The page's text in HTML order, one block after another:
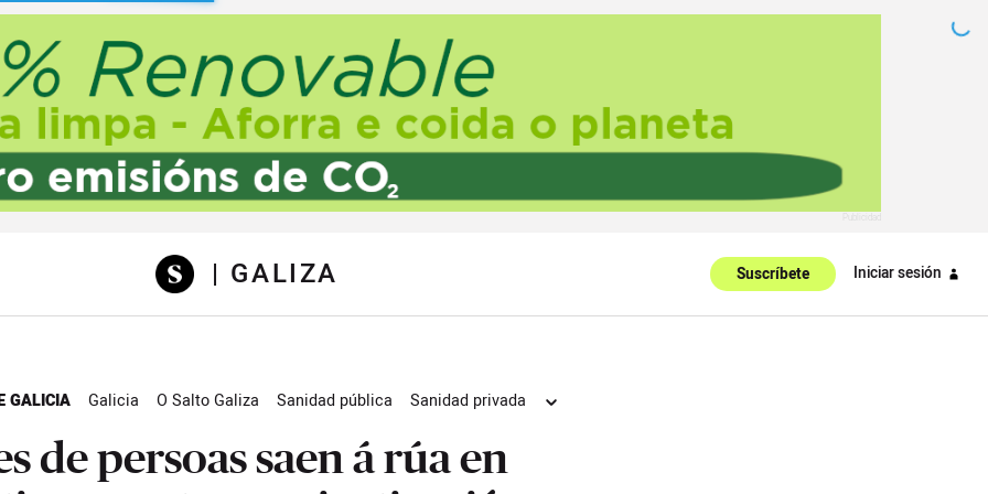
| GALIZA Suscríbete Iniciar sesión
GALICIA Galicia O Salto Galiza Sanidad pública
Sanidad privada
de persoas saen á rúa en